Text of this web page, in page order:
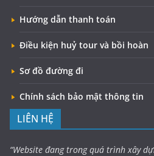
Hướng dẫn thanh toán
Điều kiện huỷ tour và bồi hoàn
Sơ đồ đường đi
Chính sách bảo mật thông tin
LIÊN HỆ
“Website đang trong quá trình xây